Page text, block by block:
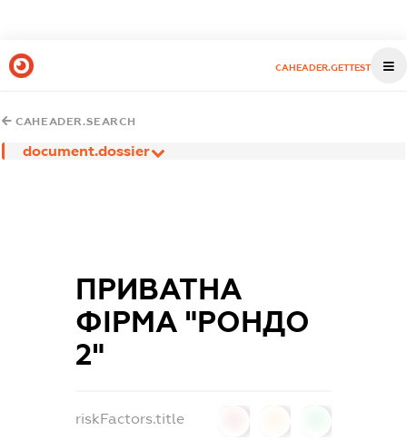
CAHEADER.GETTEST
CAHEADER.SEARCH
document.dossier
ПРИВАТНА
ФІРМА "РОНДО
2"
riskFactors.title